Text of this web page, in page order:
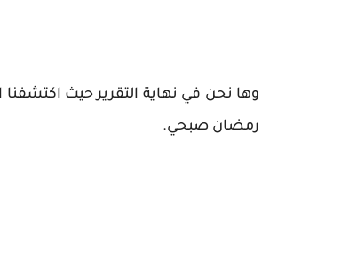
وها نحن في نهاية التقرير حيث
رمضان صبحي.